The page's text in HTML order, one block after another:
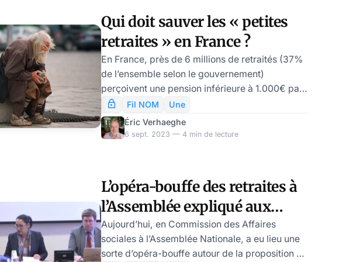
un Premier Ministre doté d’une majorité à
l’Assemblée. Sinon… la situation du Président
Qui doit sauver les « petites
retraites » en France ?
En France, près de 6 millions de retraités (37%
de l’ensemble selon le gouvernement)
perçoivent une pension inférieure à 1.000€ par
mois… Cette misère concerne largement les
femmes, qui n’ont pas assez cotisé pour
constituer des droits pleins. Que faire pour
capacité du pays à envisager sereinement son
destin ? A l’occasion de la négociation sur les
retraites complémentaires, le patronat semble
ouvert à la ré
Fil NOM
Une
Éric Verhaeghe
6 sept. 2023 — 4 min de lecture
L’opéra-bouffe des retraites à
l’Assemblée expliqué aux
débutants
Aujourd’hui, en Commission des Affaires
sociales à l’Assemblée Nationale, a eu lieu une
sorte d’opéra-bouffe autour de la proposition de